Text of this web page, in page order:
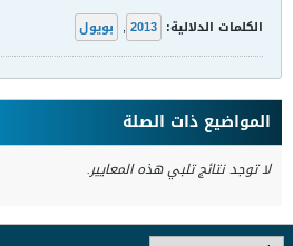
الكلمات الدلالية: 2013
, بويول
المواضيع ذات الصلة
لا توجد نتائج تلبي هذه المعايير.